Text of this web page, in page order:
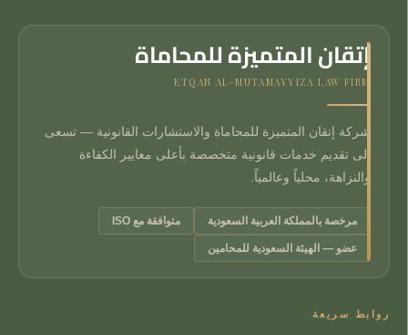
إتقان المتميزة للمحاماة
ETQAN AL-MUTAMAYYIZA LAW FIRM
شركة إتقان المتميزة للمحاماة والاستشارات القانونية — تسعى
إلى تقديم خدمات قانونية متخصصة بأعلى معايير الكفاءة
والنزاهة، محلياً وعالمياً.
مرخصة بالمملكة العربية السعودية متوافقة مع ISO
عضو — الهيئة السعودية للمحامين
روابط سريعة